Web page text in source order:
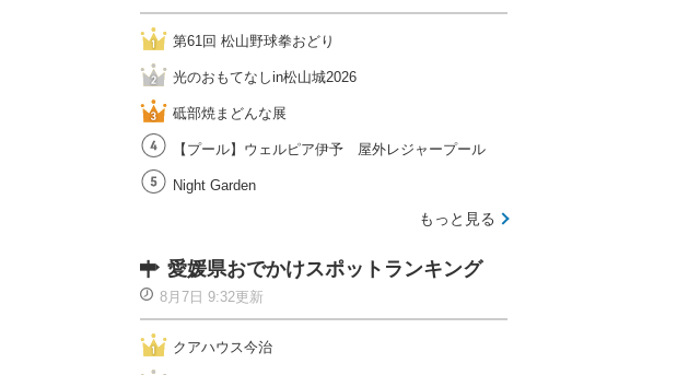
第61回 松山野球拳おどり
光のおもてなしin松山城2026
砥部焼まどんな展
【プール】ウェルピア伊予 屋外レジャープール
Night Garden
もっと見る
愛媛県おでかけスポットランキング
8月7日 9:32更新
クアハウス今治